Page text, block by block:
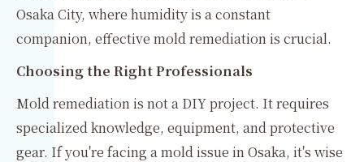
Osaka City, where humidity is a constant
companion, effective mold remediation is crucial.
Choosing the Right Professionals
Mold remediation is not a DIY project. It requires
specialized knowledge, equipment, and protective
gear. If you're facing a mold issue in Osaka, it's wise